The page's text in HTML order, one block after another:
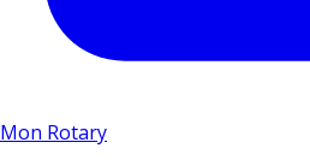
Mon Rotary